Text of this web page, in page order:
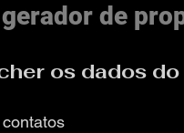
gerador de
os dados